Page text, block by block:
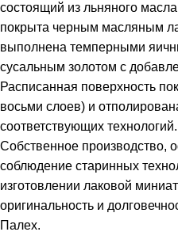
состоящий из льняного
покрыта черным масляным
выполнена темперными
сусальным золотом с
Расписанная поверхность
восьми слоев) и
соответствующих
Собственное производство,
соблюдение старинных
изготовлении лаковой
оригинальность и
Палех.